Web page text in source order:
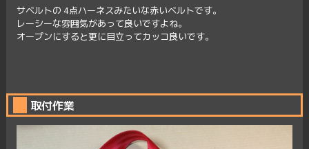
サベルトの 4点ハーネスみたいな赤いベルトです。
レーシーな雰囲気があって良いですよね。
オープンにすると更に目立ってカッコ良いです。
取付作業